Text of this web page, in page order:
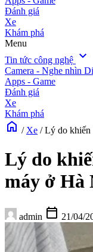
Đánh giá
Xe
Khám phá
Menu
Tin tức công nghệ expand_more
Camera - Nghe nhìn
Apps - Game
Đánh giá
Xe
Khám phá
home / Xe / Lý do khiến
Lý do
máy ở Hà
admin calendar_today 21/04/